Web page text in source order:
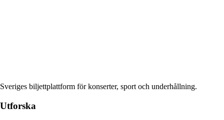
Sveriges biljettplattform för konserter, sport och underhållning.
Utforska